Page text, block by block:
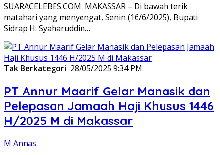
SUARACELEBES.COM, MAKASSAR – Di bawah terik
matahari yang menyengat, Senin (16/6/2025), Bupati
Sidrap H. Syaharuddin…
Tak Berkategori 28/05/2025 9:34 PM
PT Annur Maarif Gelar Manasik dan
Pelepasan Jamaah Haji Khusus 1446
H/2025 M di Makassar
M Annas